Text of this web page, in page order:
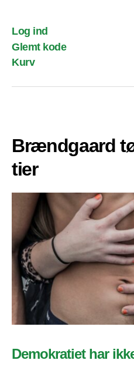
Log ind
Glemt kode
Kurv
Brændgaard
tier
Demokratiet har